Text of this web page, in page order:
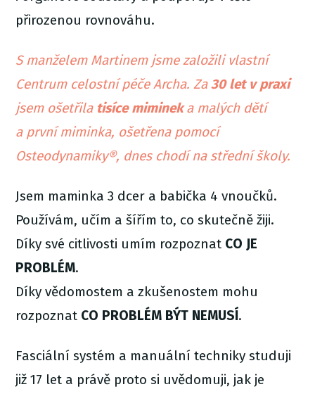
přirozenou rovnováhu.
S manželem Martinem jsme založili vlastní
Centrum celostní péče Archa. Za30 let v praxi
jsem ošetřila tisíce mimineka malých dětí
a první miminka, ošetřena pomocí
Osteodynamiky®, dnes chodí na střední školy.
Jsem maminka 3 dcer a babička 4 vnoučků.
Používám, učím a šířím to, co skutečně žiji.
Díky své citlivosti umím rozpoznat CO JE
PROBLÉM.
Díky vědomostem a zkušenostem mohu
rozpoznat CO PROBLÉM BÝT NEMUSÍ.
Fasciální systém a manuální techniky studuji
již 17 let a právě proto si uvědomuji, jak je